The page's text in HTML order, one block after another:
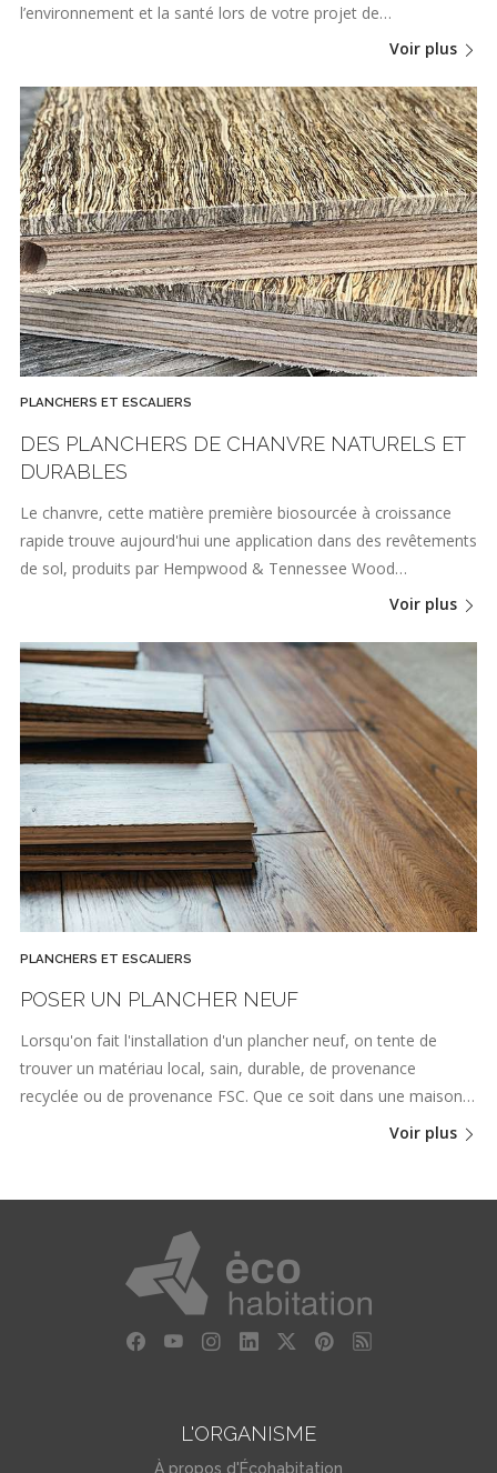
l’environnement et la santé lors de votre projet de…
Voir plus
PLANCHERS ET ESCALIERS
DES PLANCHERS DE CHANVRE NATURELS ET
DURABLES
Le chanvre, cette matière première biosourcée à croissance
rapide trouve aujourd'hui une application dans des revêtements
de sol, produits par Hempwood & Tennessee Wood…
Voir plus
PLANCHERS ET ESCALIERS
POSER UN PLANCHER NEUF
Lorsqu'on fait l'installation d'un plancher neuf, on tente de
trouver un matériau local, sain, durable, de provenance
recyclée ou de provenance FSC. Que ce soit dans une maison…
Voir plus
L'ORGANISME
À propos d'Écohabitation